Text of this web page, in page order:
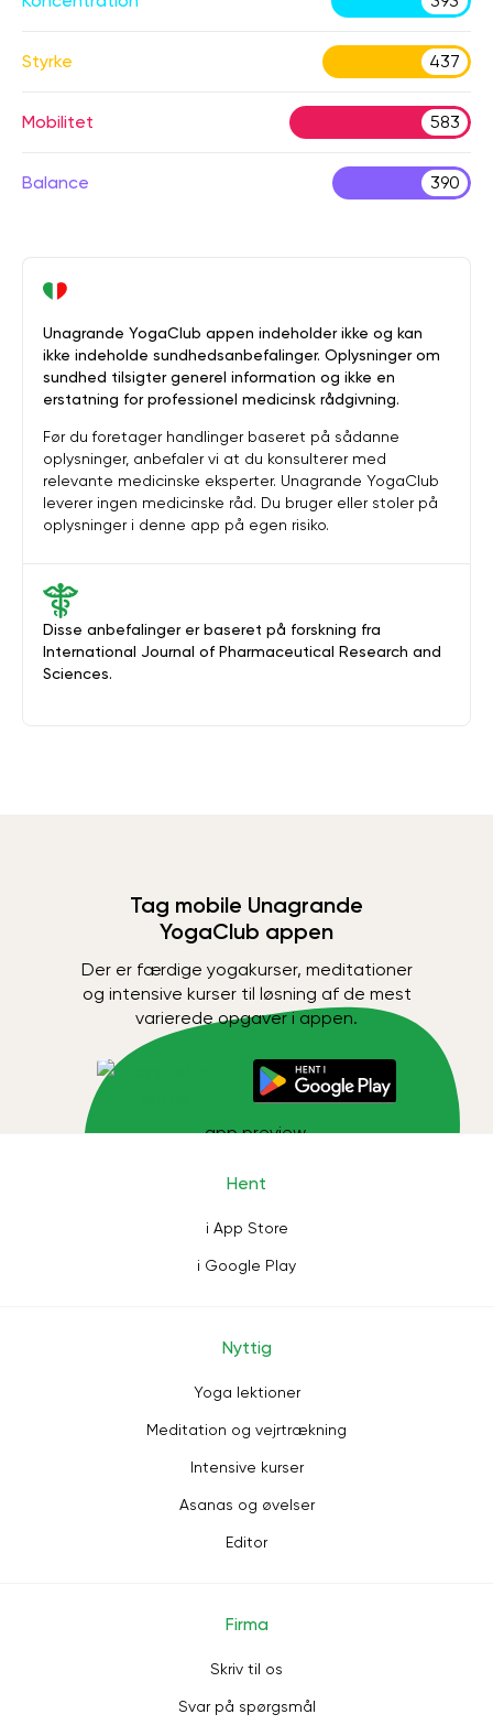
Styrke 437
Mobilitet 583
Balance 390
Disse anbefalinger er baseret på forskning fra
International Journal of Pharmaceutical Research and
Sciences.
Unagrande YogaClub appen indeholder ikke og kan
ikke indeholde sundhedsanbefalinger. Oplysninger om
sundhed tilsigter generel information og ikke en
erstatning for professionel medicinsk rådgivning.
Før du foretager handlinger baseret på sådanne
oplysninger, anbefaler vi at du konsulterer med
relevante medicinske eksperter. Unagrande YogaClub
leverer ingen medicinske råd. Du bruger eller stoler på
oplysninger i denne app på egen risiko.
Tag mobile Unagrande
YogaClub appen
Der er færdige yogakurser, meditationer
og intensive kurser til løsning af de mest
varierede opgaver i appen.
Hent
i App Store
i Google Play
Nyttig
Yoga lektioner
Meditation og vejrtrækning
Intensive kurser
Asanas og øvelser
Editor
Firma
Skriv til os
Svar på spørgsmål